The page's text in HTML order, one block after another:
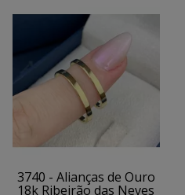
3740 - Alianças de Ouro
18k Ribeirão das Neves